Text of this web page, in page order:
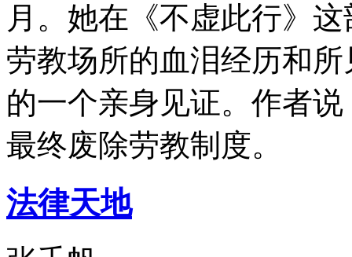
月。她在《不虚此行》
劳教场所的血泪经历和
的一个亲身见证。作者
最终废除劳教制度。
法律天地